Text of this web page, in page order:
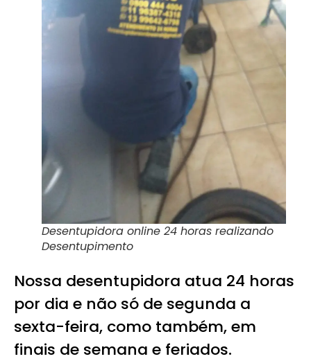
Desentupidora online 24 horas realizando
Desentupimento
Nossa desentupidora atua 24 horas
por dia e não só de segunda a
sexta-feira, como também, em
finais de semana e feriados.